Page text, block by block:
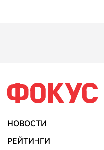
НОВОСТИ
РЕЙТИНГИ